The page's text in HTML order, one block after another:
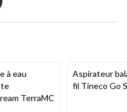
à eau
TerraMC
Aspirateur
fil Tineco Go